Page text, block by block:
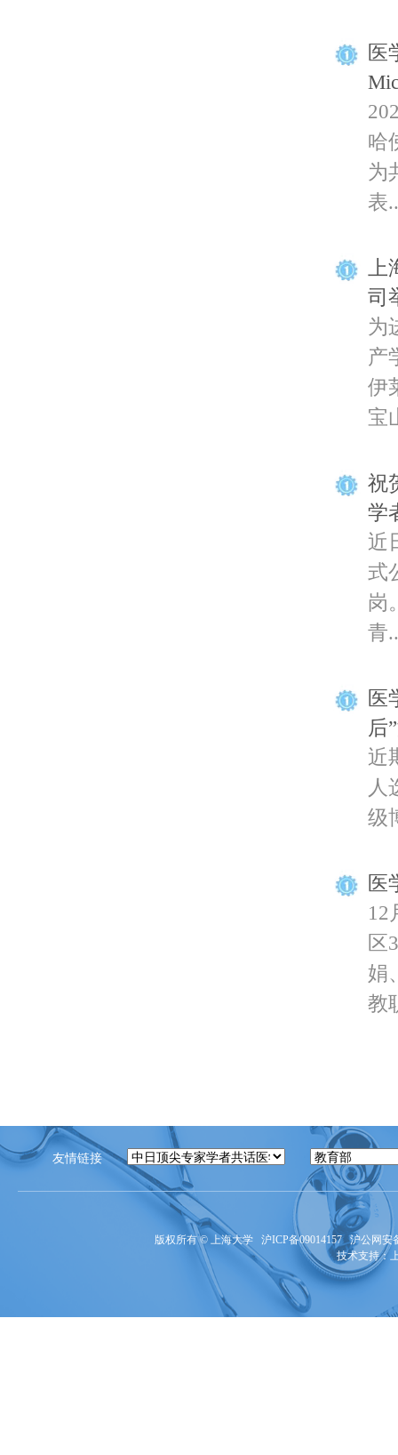
医
哈
为
表
上
司
为
产
伊
宝
祝
学
近
式
岗
青
医
后
近
人
级
医
12
区
娟
教
友情链接
版权所有 © 上海大学 沪ICP备09014157 沪公网安
技术支持：